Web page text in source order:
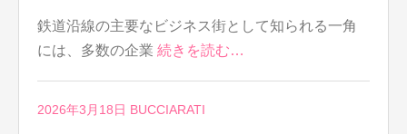
鉄道沿線の主要なビジネス街として知られる一角
には、多数の企業 続きを読む…
2026年3月18日 BUCCIARATI